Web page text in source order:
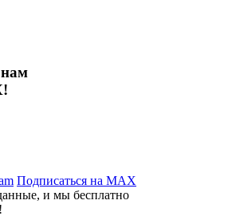
Подписаться на MAX
и мы бесплатно